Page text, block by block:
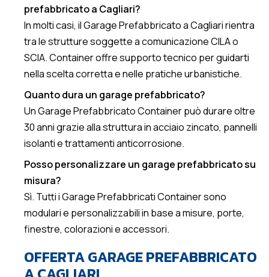
prefabbricato a Cagliari?
In molti casi, il Garage Prefabbricato a Cagliari rientra
tra le strutture soggette a comunicazione CILA o
SCIA. Container offre supporto tecnico per guidarti
nella scelta corretta e nelle pratiche urbanistiche.
Quanto dura un garage prefabbricato?
Un Garage Prefabbricato Container può durare oltre
30 anni grazie alla struttura in acciaio zincato, pannelli
isolanti e trattamenti anticorrosione.
Posso personalizzare un garage prefabbricato su
misura?
Sì. Tutti i Garage Prefabbricati Container sono
modulari e personalizzabili in base a misure, porte,
finestre, colorazioni e accessori.
OFFERTA GARAGE PREFABBRICATO